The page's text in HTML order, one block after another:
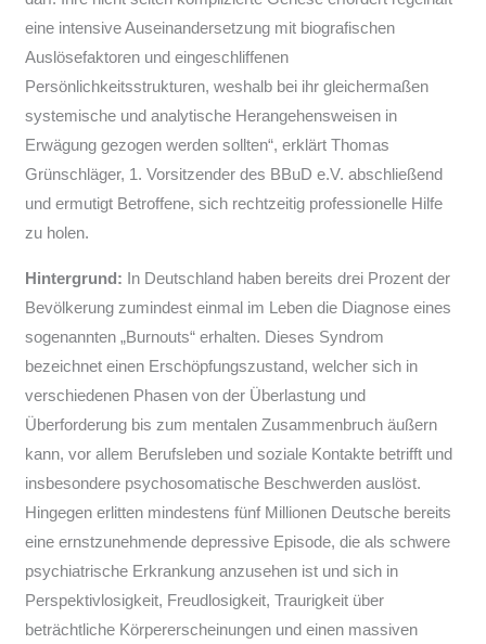
eine intensive Auseinandersetzung mit biografischen
Auslösefaktoren und eingeschliffenen
Persönlichkeitsstrukturen, weshalb bei ihr gleichermaßen
systemische und analytische Herangehensweisen in
Erwägung gezogen werden sollten“, erklärt Thomas
Grünschläger, 1. Vorsitzender des BBuD e.V. abschließend
und ermutigt Betroffene, sich rechtzeitig professionelle Hilfe
zu holen.
Hintergrund: In Deutschland haben bereits drei Prozent der
Bevölkerung zumindest einmal im Leben die Diagnose eines
sogenannten „Burnouts“ erhalten. Dieses Syndrom
bezeichnet einen Erschöpfungszustand, welcher sich in
verschiedenen Phasen von der Überlastung und
Überforderung bis zum mentalen Zusammenbruch äußern
kann, vor allem Berufsleben und soziale Kontakte betrifft und
insbesondere psychosomatische Beschwerden auslöst.
Hingegen erlitten mindestens fünf Millionen Deutsche bereits
eine ernstzunehmende depressive Episode, die als schwere
psychiatrische Erkrankung anzusehen ist und sich in
Perspektivlosigkeit, Freudlosigkeit, Traurigkeit über
beträchtliche Körpererscheinungen und einen massiven